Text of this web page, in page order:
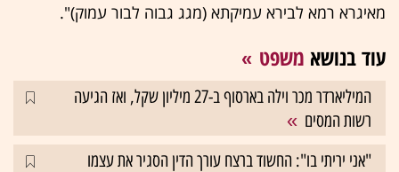
מאיגרא רמא לבירא עמיקתא (מגג גבוה לבור עמוק)".
עוד בנושא משפט
המיליארדר מכר וילה בארסוף ב-27 מיליון שקל, ואז הגיעה
רשות המסים
"אני יריתי בו": החשוד ברצח עורך הדין הסגיר את עצמו